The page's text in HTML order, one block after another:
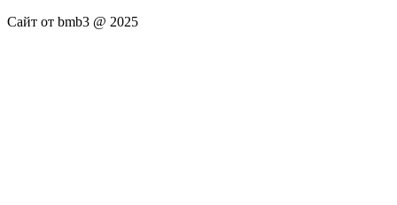
Сайт от bmb3 @ 2025